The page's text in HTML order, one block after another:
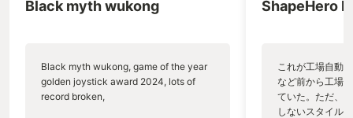
Black myth wukong
Black myth wukong, game of the year
golden joystick award 2024, lots of
record broken,
ShapeHero
これが工場自動
など前から工場
ていた。ただ、
しないスタイル